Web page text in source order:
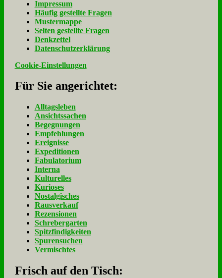
Im­pres­sum
Häu­fig ge­stell­te Fra­gen
Mu­ster­map­pe
Sel­ten ge­stell­te Fra­gen
Denk­zet­tel
Da­ten­schutz­er­klä­rung
Cookie-Einstellungen
Für Sie an­ge­rich­tet:
Alltagsleben
Ansichtssachen
Begegnungen
Empfehlungen
Ereignisse
Expeditionen
Fabulatorium
Interna
Kulturelles
Kurioses
Nostalgisches
Rausverkauf
Rezensionen
Schrebergarten
Spitzfindigkeiten
Spurensuchen
Vermischtes
Frisch auf den Tisch: